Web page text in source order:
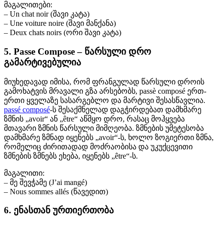
მაგალითები:
– Un chat noir (შავი კატა)
– Une voiture noire (შავი მანქანა)
– Deux chats noirs (ორი შავი კატა)
5. Passe Compose – წარსული დრო
გამარტივებულია
მიუხედავად იმისა, რომ ფრანგულად წარსული დროის
გამოხატვის მრავალი გზა არსებობს, passè composé ერთ-
ერთი ყველაზე სასარგებლო და მარტივი შესასწავლია.
passé composé-ს შესაქმნელად დაგჭირდებათ დამხმარე
ზმნის „avoir“ ან „être“ აწმყო დრო, რასაც მოჰყვება
მთავარი ზმნის წარსული მიმღეობა. ზმნების უმეტესობა
დამხმარე ზმნად იყენებს „avoir“-ს, ხოლო ზოგიერთი ზმნა,
რომელიც ძირითადად მოძრაობისა და უკუქცევითი
ზმნების ზმნებს ეხება, იყენებს „être“-ს.
მაგალითი:
– მე შევჭამე (J’ai mangé)
– Nous sommes allés (წავედით)
6. ენასთან ურთიერთობა